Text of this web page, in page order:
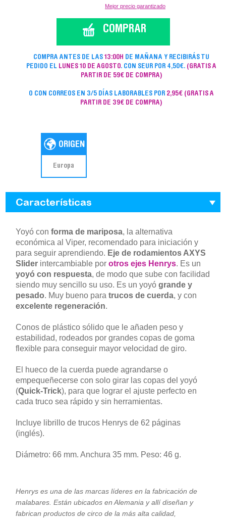
Mejor precio garantizado
COMPRAR
COMPRA ANTES DE LAS13:00H DE MAÑANA Y RECIBIRÁS TU
PEDIDO EL LUNES 10 DE AGOSTO. CON SEUR POR 4,50€. (GRATIS A
PARTIR DE 59€ DE COMPRA)
O CON CORREOS EN 3/5 DÍAS LABORABLES POR 2,95€ (GRATIS A
PARTIR DE 39€ DE COMPRA)
Europa
Características
Yoyó con forma de mariposa, la alternativa
económica al Viper, recomendado para iniciación y
para seguir aprendiendo. Eje de rodamientos AXYS
Slider intercambiable por otros ejes Henrys. Es un
yoyó con respuesta, de modo que sube con facilidad
siendo muy sencillo su uso. Es un yoyó grande y
pesado. Muy bueno para trucos de cuerda, y con
excelente regeneración.
Conos de plástico sólido que le añaden peso y
estabilidad, rodeados por grandes copas de goma
flexible para conseguir mayor velocidad de giro.
El hueco de la cuerda puede agrandarse o
empequeñecerse con solo girar las copas del yoyó
(Quick-Trick), para que lograr el ajuste perfecto en
cada truco sea rápido y sin herramientas.
Incluye librillo de trucos Henrys de 62 páginas
(inglés).
Diámetro: 66 mm. Anchura 35 mm. Peso: 46 g.
Henrys es una de las marcas líderes en la fabricación de
malabares. Están ubicados en Alemania y allí diseñan y
fabrican productos de circo de la más alta calidad,